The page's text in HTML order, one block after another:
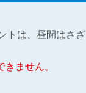
トは、昼間はさざ
ません。